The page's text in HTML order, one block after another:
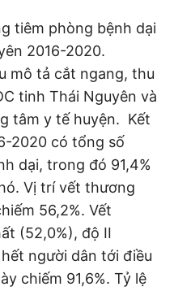
tiêm phòng bệnh dại
2016-2020.
mô tả cắt ngang, thu
tinh Thái Nguyên và
tâm y tế huyện. Kết
2020 có tổng số
dại, trong đó 91,4%
Vị trí vết thương
56,2%. Vết
(52,0%), độ II
người dân tới điều
chiếm 91,6%. Tỷ lệ